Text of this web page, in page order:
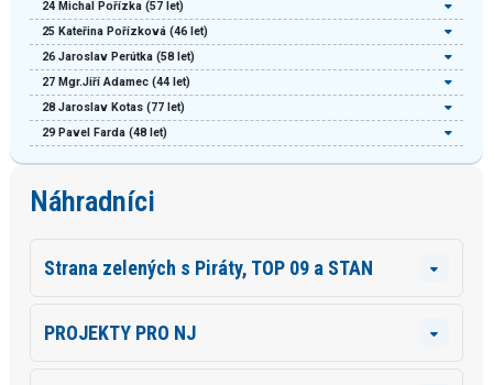
24 Michal Pořízka(57 let)
25 Kateřina Pořízková(46 let)
26 Jaroslav Perútka(58 let)
27 Mgr.Jiří Adamec(44 let)
28 Jaroslav Kotas(77 let)
29 Pavel Farda(48 let)
Náhradníci
Strana zelených s Piráty, TOP 09 a STAN
PROJEKTY PRO NJ